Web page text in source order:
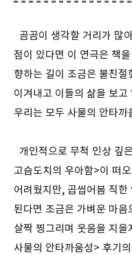
곰곰이 생각할 거리가 많
점이 있다면 이 연극은 책
향하는 길이 조금은 불친
이겨내고 이들의 삶을 보
우리는 모두 사물의 안타
개인적으로 무척 인상 깊
고슴도치의 우아함>이 떠
어려웠지만, 곱씹어봄 직
된다면 조금은 가벼운 마
살짝 찡그리며 웃음을 지
사물의 안타까움성> 후기